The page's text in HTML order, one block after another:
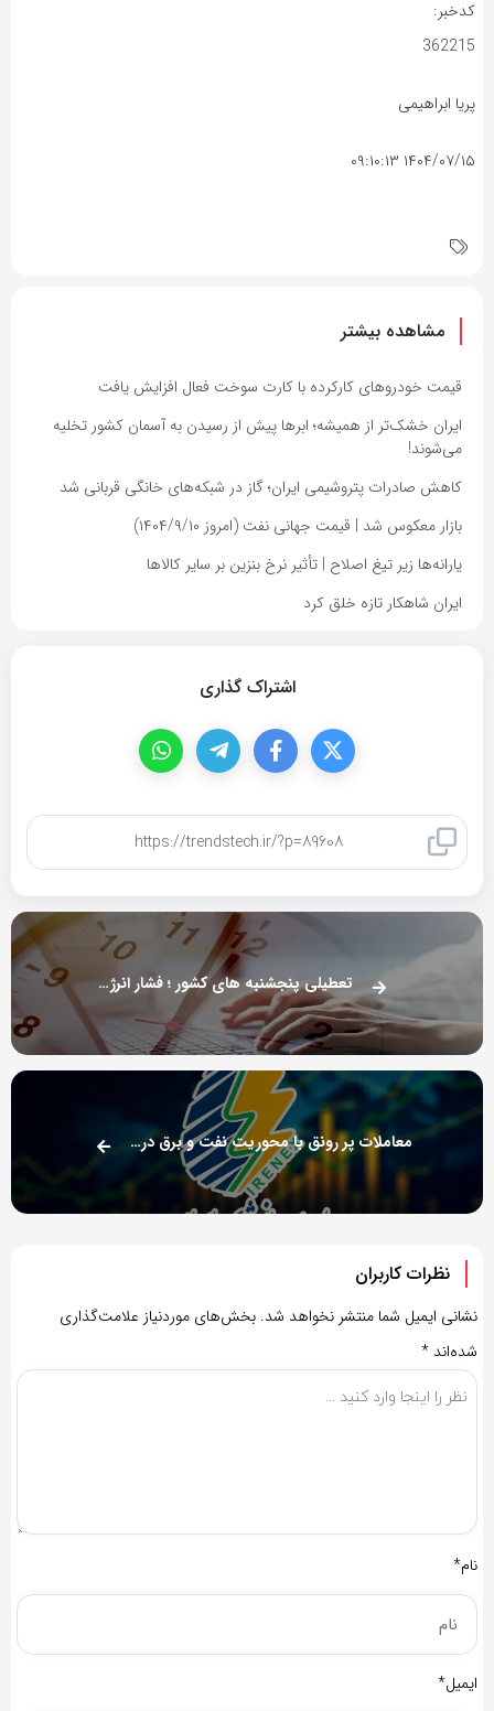
کدخبر:
362215
پریا ابراهیمی
۱۴۰۴/۰۷/۱۵ ۰۹:۱۰:۱۳
مشاهده بیشتر
قیمت خودروهای کارکرده با کارت سوخت فعال افزایش یافت
ایران خشک‌تر از همیشه؛ ابرها پیش از رسیدن به آسمان کشور تخلیه
می‌شوند!
کاهش صادرات پتروشیمی ایران؛ گاز در شبکه‌های خانگی قربانی شد
بازار معکوس شد | قیمت جهانی نفت (امروز ۱۴۰۴/۹/۱۰)
یارانه‌ها زیر تیغ اصلاح | تأثیر نرخ بنزین بر سایر کالاها
ایران شاهکار تازه خلق کرد
اشتراک گذاری
تعطیلی پنجشنبه های کشور ؛ فشار انرژی بر اقتصاد !
معاملات پر رونق با محوریت نفت و برق در بورس انرژی
نظرات کاربران
نشانی ایمیل شما منتشر نخواهد شد. بخش‌های موردنیاز علامت‌گذاری
شده‌اند *
نام*
ایمیل*